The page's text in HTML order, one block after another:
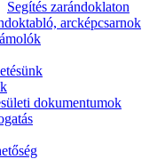
Segítés zarándoklaton
arcképcsarnok
dokumentumok